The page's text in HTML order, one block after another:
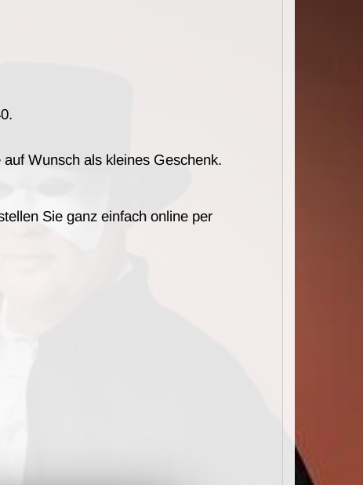
Wunsch als kleines Geschenk.
Sie ganz einfach online per